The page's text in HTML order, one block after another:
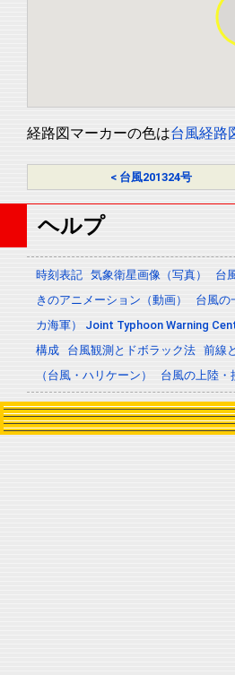
経路図マーカーの色は台風経路
< 台風201324号
ヘルプ
時刻表記 気象衛星画像（写真）
台
きのアニメーション（動画）
台風の
カ海軍） Joint Typhoon Warning
構成
台風観測とドボラック法 前線
（台風・ハリケーン）
台風の上陸・